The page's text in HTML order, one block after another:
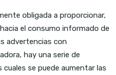
obligada a proporcionar,
el consumo informado de
advertencias con
hay una serie de
se puede aumentar las